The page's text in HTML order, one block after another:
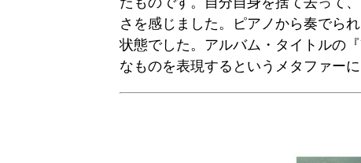
さを感じました。ピアノから奏でら
状態でした。アルバム・タイトルの
なものを表現するというメタファー